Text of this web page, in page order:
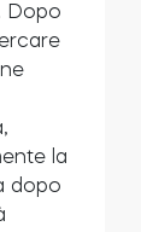
Dopo
la
dopo